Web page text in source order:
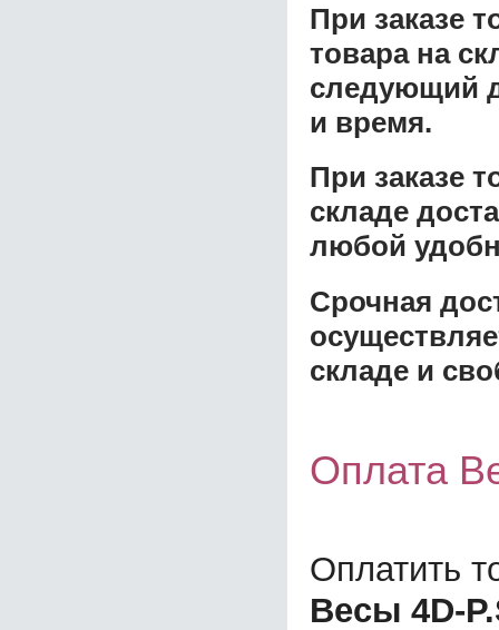
При заказе
товара на
следующий
и время.
При заказе
складе
любой
Срочная
складе и
Оплата
Оплатить
Весы 4D-